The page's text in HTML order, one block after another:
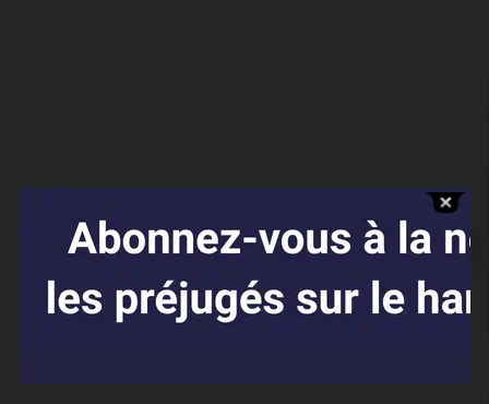
Affaires sensibles